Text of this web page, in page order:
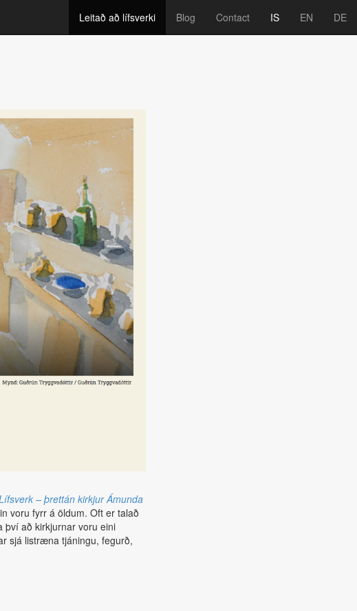
IS EN DE
Leitað að lífsverki Blog Contact
– þrettán kirkjur Ámunda
voru fyrr á öldum. Oft er talað
því að kirkjurnar voru eini
sjá listræna tjáningu, fegurð,